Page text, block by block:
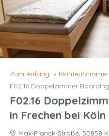
Zum Anfang
Monteurzimmer
F02.16 Doppelzimmer
F02.16
in Frechen bei Köln
Max-Planck-Straße, 50858